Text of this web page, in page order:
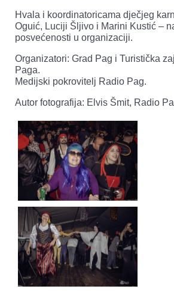
Hvala i koordinatoricama dječjeg
Oguić, Luciji Šljivo i Marini Kustić –
posvećenosti u organizaciji.
Organizatori: Grad Pag i Turistička
Paga.
Medijski pokrovitelj Radio Pag.
Autor fotografija: Elvis Šmit, Radio